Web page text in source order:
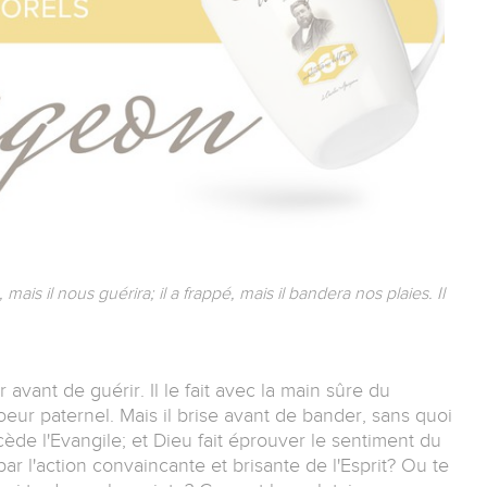
il nous guérira; il a frappé, mais il bandera nos plaies. Il
de guérir. Il le fait avec la main sûre du
paternel. Mais il brise avant de bander, sans quoi
l'Evangile; et Dieu fait éprouver le sentiment du
l'action convaincante et brisante de l'Esprit? Ou te